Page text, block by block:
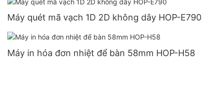
Máy quét mã vạch 1D 2D không dây HOP-E790
Máy in hóa đơn nhiệt để bàn 58mm HOP-H58